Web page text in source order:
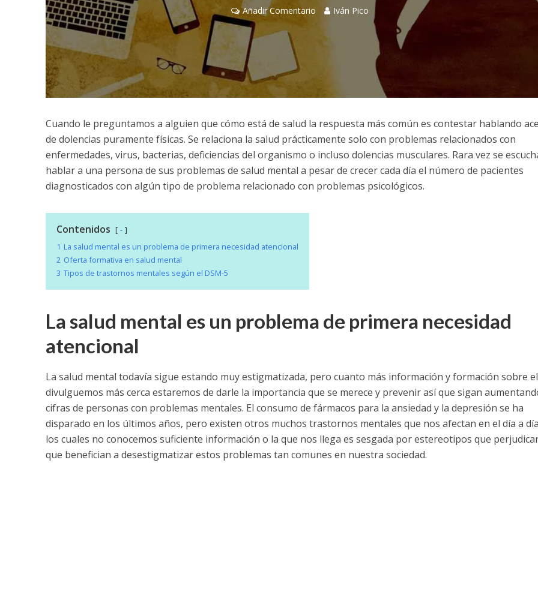
Añadir Comentario Iván Pico
Cuando le preguntamos a alguien que cómo está de salud la respuesta más común es contestar hablando
de dolencias puramente físicas. Se relaciona la salud prácticamente solo con problemas relacionados con
enfermedades, virus, bacterias, deficiencias del organismo o incluso dolencias musculares. Rara vez se
hablar a una persona de sus problemas de salud mental a pesar de crecer cada día el número de pacientes
diagnosticados con algún tipo de problema relacionado con problemas psicológicos.
Contenidos
-
1 La salud mental es un problema de primera necesidad atencional
2 Oferta formativa en salud mental
3 Tipos de trastornos mentales según el DSM-5
La salud mental es un problema de primera necesidad
atencional
La salud mental todavía sigue estando muy estigmatizada, pero cuanto más información y formación sobre
divulguemos más cerca estaremos de darle la importancia que se merece y prevenir así que sigan
cifras de personas con problemas mentales. El consumo de fármacos para la ansiedad y la depresión se ha
disparado en los últimos años, pero existen otros muchos trastornos mentales que nos afectan en el día a
los cuales no conocemos suficiente información o la que nos llega es sesgada por estereotipos que
que benefician a desestigmatizar estos problemas tan comunes en nuestra sociedad.